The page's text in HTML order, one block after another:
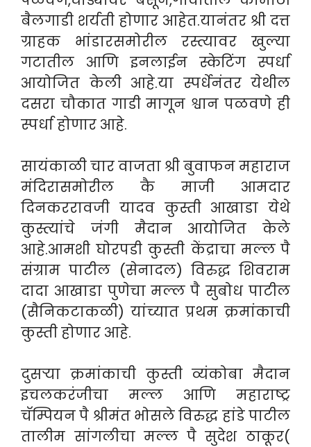
बैलगाडी शर्यती होणार आहेत.यानंतर श्री दत्त
ग्राहक भांडारसमोरील रस्त्यावर खुल्या
गटातील आणि इनलाईन स्केटिंग स्पर्धा
आयोजित केली आहे.या स्पर्धेनंतर येथील
दसरा चौकात गाडी मागून श्वान पळवणे ही
स्पर्धा होणार आहे.
सायंकाळी चार वाजता श्री बुवाफन महाराज
मंदिरासमोरील कै माजी आमदार
दिनकररावजी यादव कुस्ती आखाडा येथे
कुस्त्यांचे जंगी मैदान आयोजित केले
आहे.आमशी घोरपडी कुस्ती केंद्राचा मल्ल पै
संग्राम पाटील (सेनादल) विरुद्ध शिवराम
दादा आखाडा पुणेचा मल्ल पै सुबोध पाटील
(सैनिकटाकळी) यांच्यात प्रथम क्रमांकाची
कुस्ती होणार आहे.
दुसऱ्या क्रमांकाची कुस्ती व्यंकोबा मैदान
इचलकरंजीचा मल्ल आणि महाराष्ट्र
चॅम्पियन पै श्रीमंत भोसले विरुद्ध हांडे पाटील
तालीम सांगलीचा मल्ल पै सुदेश ठाकूर(